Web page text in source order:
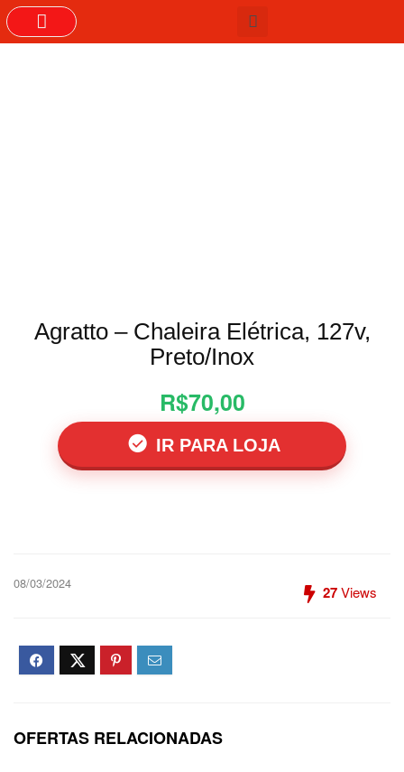
Agratto – Chaleira Elétrica, 127v,
Preto/Inox
R$70,00
IR PARA LOJA
08/03/2024 27Views
OFERTAS RELACIONADAS